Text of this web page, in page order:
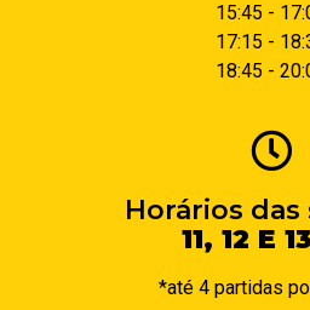
15:45 -
17:15 -
18:45 -
Horários das
11, 12 E
*até 4 partidas